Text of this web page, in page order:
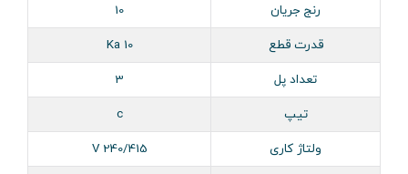
رنج جریان
10
قدرت قطع
10 Ka
تعداد پل
3
تیپ
c
ولتاژ کاری
240/415 V